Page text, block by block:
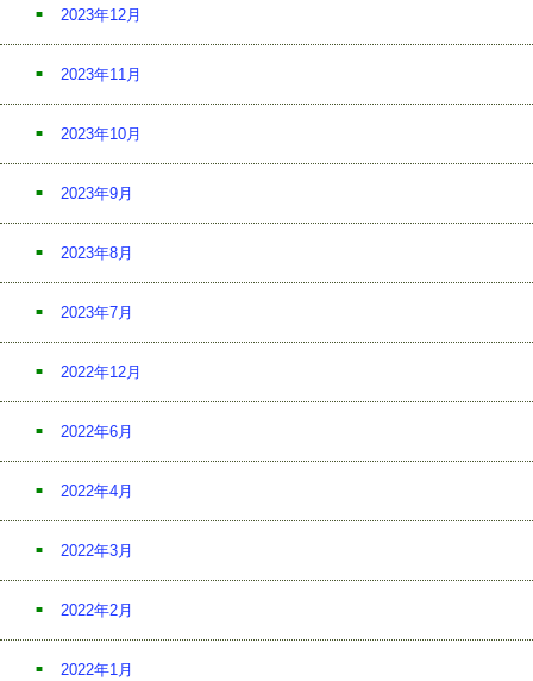
2023年12月
2023年11月
2023年10月
2023年9月
2023年8月
2023年7月
2022年12月
2022年6月
2022年4月
2022年3月
2022年2月
2022年1月